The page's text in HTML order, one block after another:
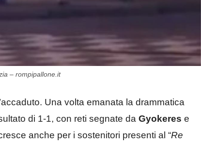
– rompipallone.it
Una volta emanata la drammatica
di 1-1, con reti segnate da Gyokeres e
anche per i sostenitori presenti al “Re